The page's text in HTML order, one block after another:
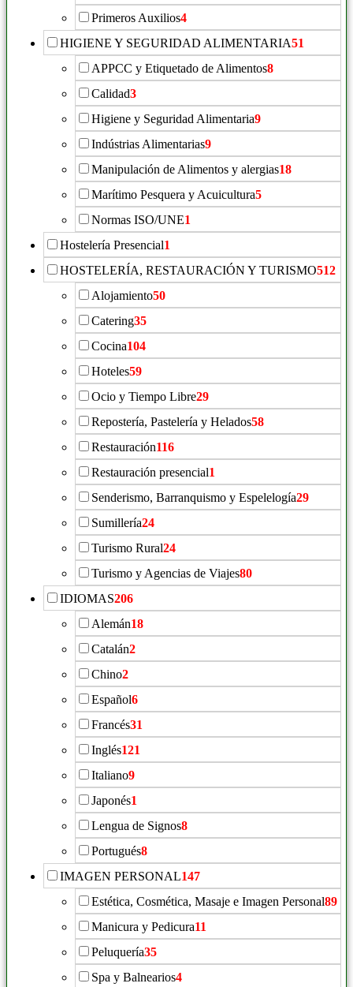
Primeros Auxilios4
HIGIENE Y SEGURIDAD ALIMENTARIA51
APPCC y Etiquetado de Alimentos8
Calidad3
Higiene y Seguridad Alimentaria9
Indústrias Alimentarias9
Manipulación de Alimentos y alergias18
Marítimo Pesquera y Acuicultura5
Normas ISO/UNE1
Hostelería Presencial1
HOSTELERÍA, RESTAURACIÓN Y TURISMO512
Alojamiento50
Catering35
Cocina104
Hoteles59
Ocio y Tiempo Libre29
Repostería, Pastelería y Helados58
Restauración116
Restauración presencial1
Senderismo, Barranquismo y Espelelogía29
Sumillería24
Turismo Rural24
Turismo y Agencias de Viajes80
IDIOMAS206
Alemán18
Catalán2
Chino2
Español6
Francés31
Inglés121
Italiano9
Japonés1
Lengua de Signos8
Portugués8
IMAGEN PERSONAL147
Estética, Cosmética, Masaje e Imagen Personal89
Manicura y Pedicura11
Peluquería35
Spa y Balnearios4